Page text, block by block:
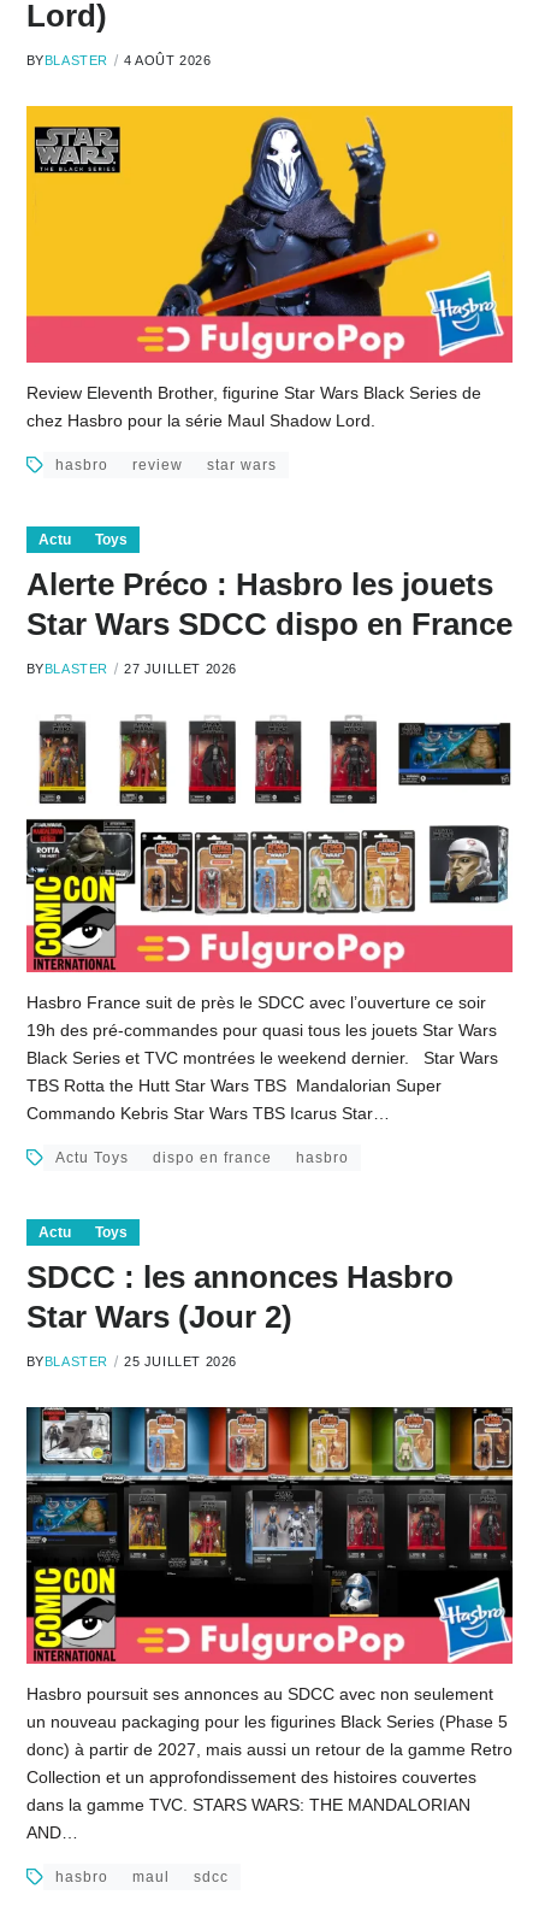
Lord)
BYBLASTER 4 AOÛT 2026
Review Eleventh Brother, figurine Star Wars Black Series de
chez Hasbro pour la série Maul Shadow Lord.
hasbro review star wars
Actu Toys
Alerte Préco : Hasbro les jouets
Star Wars SDCC dispo en France
BY BLASTER 27 JUILLET 2026
Hasbro France suit de près le SDCC avec l’ouverture ce soir
19h des pré-commandes pour quasi tous les jouets Star Wars
Black Series et TVC montrées le weekend dernier. Star Wars
TBS Rotta the Hutt Star Wars TBS Mandalorian Super
Commando Kebris Star Wars TBS Icarus Star…
Actu Toys dispo en france hasbro
Actu Toys
SDCC : les annonces Hasbro
Star Wars (Jour 2)
BYBLASTER 25 JUILLET 2026
Hasbro poursuit ses annonces au SDCC avec non seulement
un nouveau packaging pour les figurines Black Series (Phase 5
donc) à partir de 2027, mais aussi un retour de la gamme Retro
Collection et un approfondissement des histoires couvertes
dans la gamme TVC. STARS WARS: THE MANDALORIAN
AND…
hasbro maul sdcc